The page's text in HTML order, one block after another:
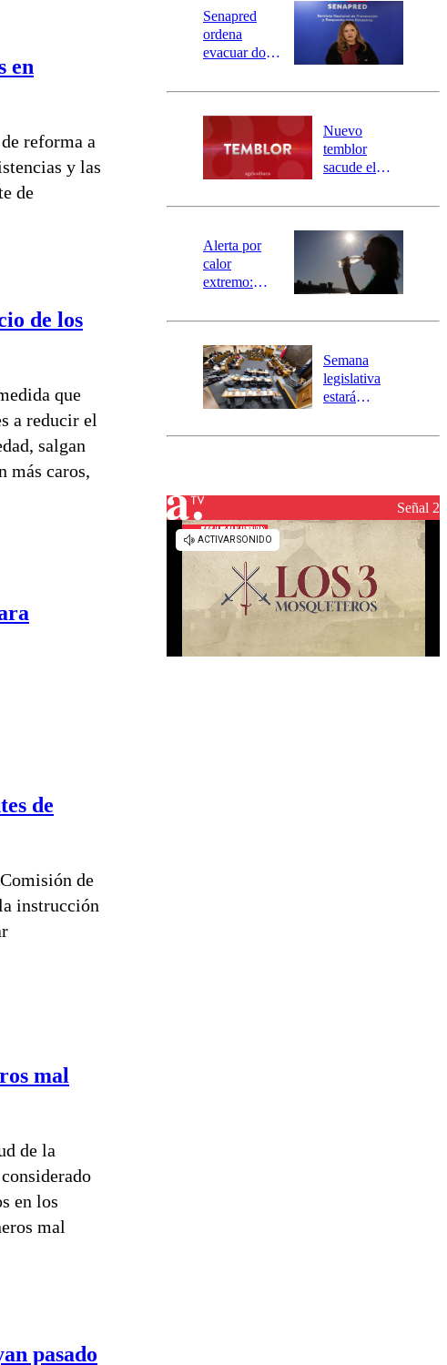
Universidad de Chile
Sustentabilidad
en
reforma a
y las
de
de los
que
a reducir el
salgan
más caros,
de
de
instrucción
mal
de la
en los
mal
pasado
Senapred
ordena
evacuar dos
Carahue por
río Damas:
activa
mensajería
SAE
Nuevo
temblor
sacude el
revisa la
epicentro
Alerta por
calor
extremo:
activa Alerta
Preventiva en
tres comunas
Semana
legislativa
estará
el fin de la
reconstrucciónSeñal 2